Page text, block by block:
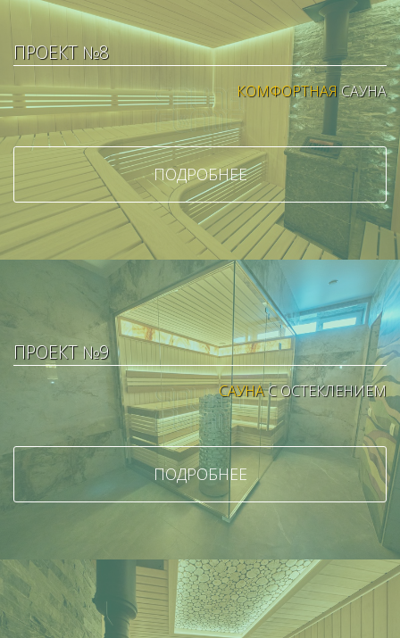
ПРОЕКТ №8
КОМФОРТНАЯСАУНА
ПОДРОБНЕЕ
ПРОЕКТ №9
САУНАС ОСТЕКЛЕНИЕМ
ПОДРОБНЕЕ